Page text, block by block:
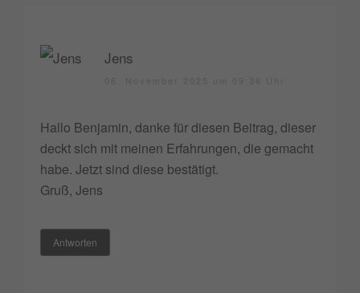
Jens
Hallo Benjamin, danke für diesen Beitrag, dieser
deckt sich mit meinen Erfahrungen, die gemacht
habe. Jetzt sind diese bestätigt.
Gruß, Jens
Antworten